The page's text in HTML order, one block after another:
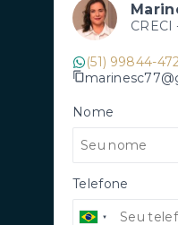
CRECI
(51) 99844-
Nome
Telefone